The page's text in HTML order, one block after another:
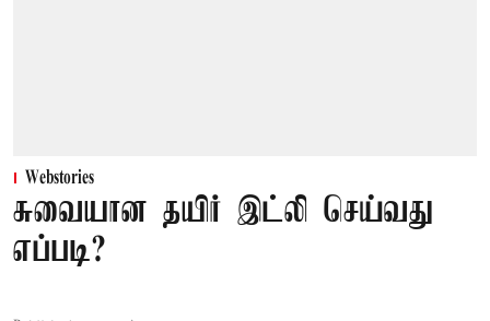
Webstories
சுவையான தயிர் இட்லி செய்வது
எப்படி?